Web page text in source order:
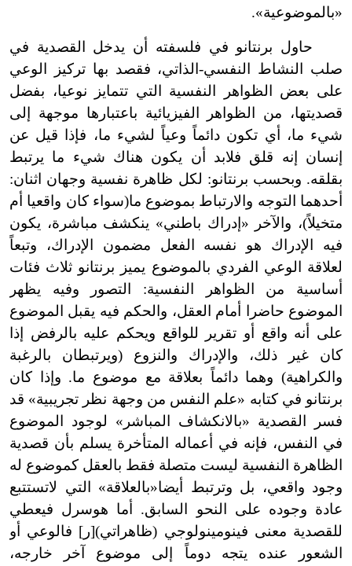
«بالموضوعية».
حاول برنتانو في فلسفته أن يدخل القصدية في
صلب النشاط النفسي-الذاتي، فقصد بها تركيز الوعي
على بعض الظواهر النفسية التي تتمايز نوعيا، بفضل
قصديتها، من الظواهر الفيزيائية باعتبارها موجهة إلى
شيء ما، أي تكون دائماً وعياً لشيء ما، فإذا قيل عن
إنسان إنه قلق فلابد أن يكون هناك شيء ما يرتبط
بقلقه. وبحسب برنتانو: لكل ظاهرة نفسية وجهان اثنان:
أحدهما التوجه والارتباط بموضوع ما(سواء كان واقعيا أم
متخيلاً)، والآخر «إدراك باطني» ينكشف مباشرة، يكون
فيه الإدراك هو نفسه الفعل مضمون الإدراك، وتبعاً
لعلاقة الوعي الفردي بالموضوع يميز برنتانو ثلاث فئات
أساسية من الظواهر النفسية: التصور وفيه يظهر
الموضوع حاضرا أمام العقل، والحكم فيه يقبل الموضوع
على أنه واقع أو تقرير للواقع ويحكم عليه بالرفض إذا
كان غير ذلك، والإدراك والنزوع (ويرتبطان بالرغبة
والكراهية) وهما دائماً بعلاقة مع موضوع ما. وإذا كان
برنتانو في كتابه «علم النفس من وجهة نظر تجريبية» قد
فسر القصدية «بالانكشاف المباشر» لوجود الموضوع
في النفس، فإنه في أعماله المتأخرة يسلم بأن قصدية
الظاهرة النفسية ليست متصلة فقط بالعقل كموضوع له
وجود واقعي، بل وترتبط أيضا«بالعلاقة» التي لاتستتبع
عادة وجوده على النحو السابق. أما هوسرل فيعطي
للقصدية معنى فينومينولوجي (ظاهراتي)[ر] فالوعي أو
الشعور عنده يتجه دوماً إلى موضوع آخر خارجه،